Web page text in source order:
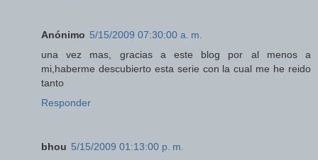
Anónimo 5/15/2009 07:30:00 a. m.
una vez mas, gracias a este blog por al menos a
mi,haberme descubierto esta serie con la cual me he reido
tanto
Responder
bhou 5/15/2009 01:13:00 p. m.